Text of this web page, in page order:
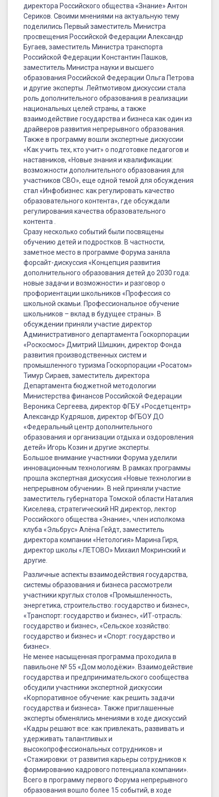
директора Российского общества «Знание» Антон
Сериков. Своими мнениями на актуальную тему
поделились Первый заместитель Министра
просвещения Российской Федерации Александр
Бугаев, заместитель Министра транспорта
Российской Федерации Константин Пашков,
заместитель Министра науки и высшего
образования Российской Федерации Ольга Петрова
и другие эксперты. Лейтмотивом дискуссии стала
роль дополнительного образования в реализации
национальных целей страны, а также
взаимодействие государства и бизнеса как один из
драйверов развития непрерывного образования.
Также в программу вошли экспертные дискуссии
«Как учить тех, кто учит» о подготовке педагогов и
наставников, «Новые знания и квалификации:
возможности дополнительного образования для
участников СВО», еще одной темой для обсуждения
стал «Инфобизнес: как регулировать качество
образовательного контента», где обсуждали
регулирования качества образовательного
контента .
Сразу несколько событий были посвящены
обучению детей и подростков. В частности,
заметное место в программе Форума заняла
форсайт-дискуссия «Концепция развития
дополнительного образования детей до 2030 года:
новые задачи и возможности» и разговор о
профориентации школьников «Профессия со
школьной скамьи. Профессиональное обучение
школьников – вклад в будущее страны». В
обсуждении приняли участие директор
Административного департамента Госкорпорации
«Роскосмос» Дмитрий Шишкин, директор Фонда
развития производственных систем и
промышленного туризма Госкорпорации «Росатом»
Тимур Сираев, заместитель директора
Департамента бюджетной методологии
Министерства финансов Российской Федерации
Вероника Сергеева, директор ФГБУ «Росдетцентр»
Александр Кудряшов, директор ФГБОУ ДО
«Федеральный центр дополнительного
образования и организации отдыха и оздоровления
детей» Игорь Козин и другие эксперты.
Большое внимание участники Форума уделили
инновационным технологиям. В рамках программы
прошла экспертная дискуссия «Новые технологии в
непрерывном обучении». В ней приняли участие
заместитель губернатора Томской области Наталия
Киселева, стратегический HR директор, лектор
Российского общества «Знание», член исполкома
клуба «Эльбрус» Алёна Гейдт, заместитель
директора компании «Нетология» Марина Гиря,
директор школы «ЛЕТОВО» Михаил Мокринский и
другие.
Различные аспекты взаимодействия государства,
системы образования и бизнеса рассмотрели
участники круглых столов «Промышленность,
энергетика, строительство: государство и бизнес»,
«Транспорт: государство и бизнес», «ИТ-отрасль:
государство и бизнес», «Сельское хозяйство:
государство и бизнес» и «Спорт: государство и
бизнес».
Не менее насыщенная программа проходила в
павильоне № 55 «Дом молодёжи». Взаимодействие
государства и предпринимательского сообщества
обсудили участники экспертной дискуссии
«Корпоративное обучение: как решить задачи
государства и бизнеса». Также приглашенные
эксперты обменялись мнениями в ходе дискуссий
«Кадры решают все: как привлекать, развивать и
удерживать талантливых и
высокопрофессиональных сотрудников» и
«Стажировки: от развития карьеры сотрудников к
формированию кадрового потенциала компании».
Всего в программу первого Форума непрерывного
образования вошло более 15 событий, в ходе